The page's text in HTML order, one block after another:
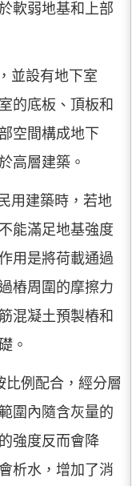
軟弱地基和上部
並設有地下室
的底板、頂板和
空間構成地下
高層建築。
用建築時，若地
能滿足地基強度
用是將荷載通過
樁周圍的摩擦力
混凝土預製樁和
。
比例配合，經分層
圍內隨含灰量的
強度反而會降
析水，增加了消